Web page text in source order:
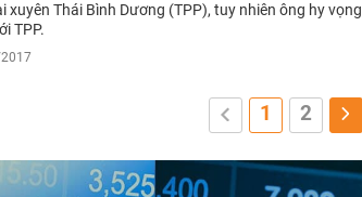
xuyên Thái Bình Dương (TPP), tuy nhiên ông hy vọng
TPP.
1 2